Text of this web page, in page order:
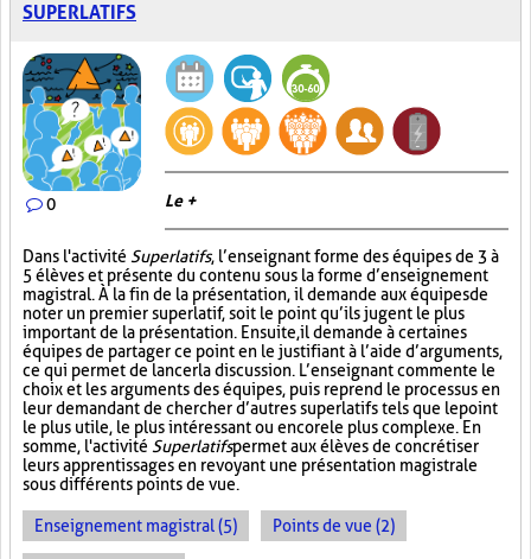
SUPERLATIFS
0 Le +
Dans l'activité Superlatifs, l’enseignant forme des équipes de 3 à
5 élèves et présente du contenu sous la forme d’enseignement
magistral. À la fin de la présentation, il demande aux équipes de
noter un premier superlatif, soit le point qu’ils jugent le plus
important de la présentation. Ensuite, il demande à certaines
équipes de partager ce point en le justifiant à l’aide d’arguments,
ce qui permet de lancer la discussion. L’enseignant commente le
choix et les arguments des équipes, puis reprend le processus en
leur demandant de chercher d’autres superlatifs tels que le point
le plus utile, le plus intéressant ou encore le plus complexe. En
somme, l'activité Superlatifspermet aux élèves de concrétiser
leurs apprentissages en revoyant une présentation magistrale
sous différents points de vue.
Enseignement magistral (5) Points de vue (2)